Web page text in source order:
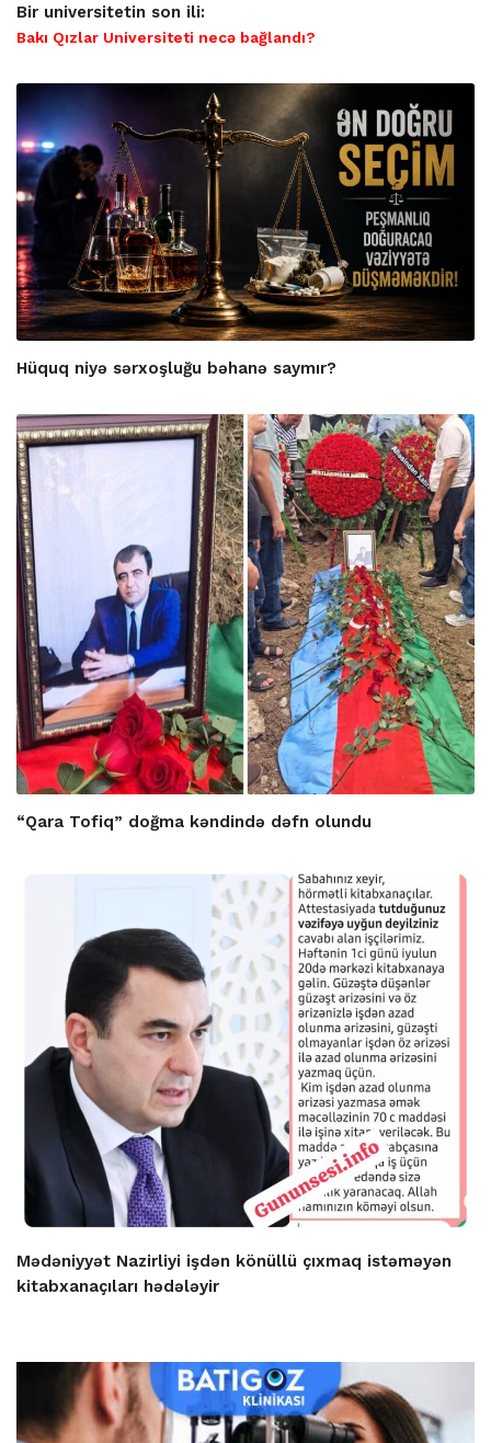
Bir universitetin son ili:
Bakı Qızlar Universiteti necə bağlandı?
Hüquq niyə sərxoşluğu bəhanə saymır?
“Qara Tofiq” doğma kəndində dəfn olundu
Mədəniyyət Nazirliyi işdən könüllü çıxmaq istəməyən
kitabxanaçıları hədələyir